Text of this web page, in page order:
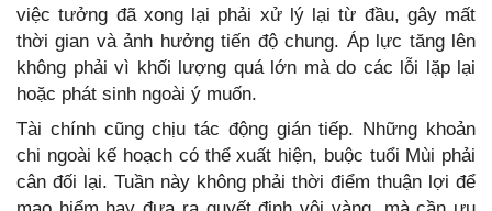
việc tưởng đã xong lại phải xử lý lại từ đầu, gây mất
thời gian và ảnh hưởng tiến độ chung. Áp lực tăng lên
không phải vì khối lượng quá lớn mà do các lỗi lặp lại
hoặc phát sinh ngoài ý muốn.
Tài chính cũng chịu tác động gián tiếp. Những khoản
chi ngoài kế hoạch có thể xuất hiện, buộc tuổi Mùi phải
cân đối lại. Tuần này không phải thời điểm thuận lợi để